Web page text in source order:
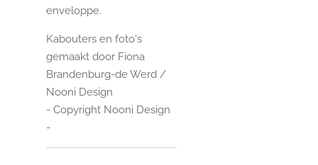
enveloppe.
Kabouters en foto's
gemaakt door Fiona
Brandenburg-de Werd /
Nooni Design
- Copyright Nooni Design
-